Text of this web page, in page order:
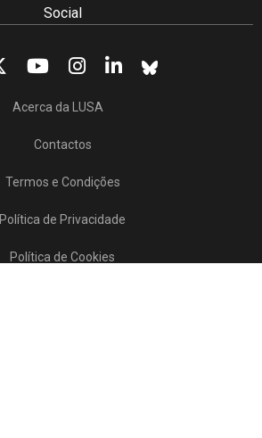
Social
Acerca da LUSA
Contactos
Termos e Condições
Política de Privacidade
Política de Cookies